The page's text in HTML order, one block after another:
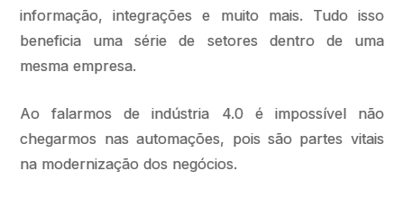
informação, integrações e muito mais. Tudo isso
beneficia uma série de setores dentro de uma
mesma empresa.
Ao falarmos de indústria 4.0 é impossível não
chegarmos nas automações, pois são partes vitais
na modernização dos negócios.